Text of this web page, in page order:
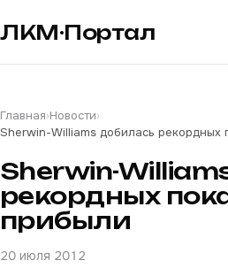
ЛКМ·Портал
Главная›Новости›
Sherwin-Williams добилась рекордных
Sherwin-
рекордных
прибыли
20 июля 2012